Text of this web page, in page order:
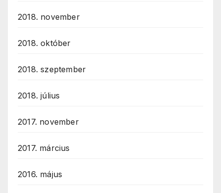
2018. november
2018. október
2018. szeptember
2018. július
2017. november
2017. március
2016. május